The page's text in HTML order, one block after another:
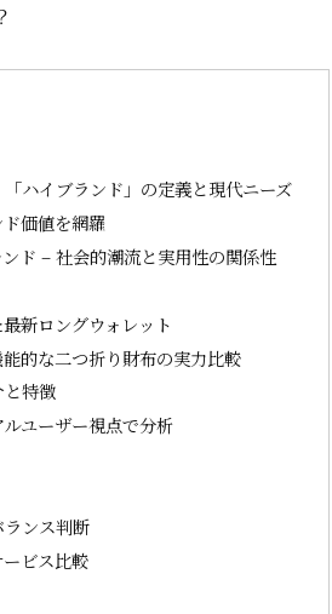
ハイブランド」の定義と現代ニーズ
価値を網羅
ド – 社会的潮流と実用性の関係性
新ロングウォレット
的な二つ折り財布の実力比較
特徴
ユーザー視点で分析
ンス判断
ビス比較